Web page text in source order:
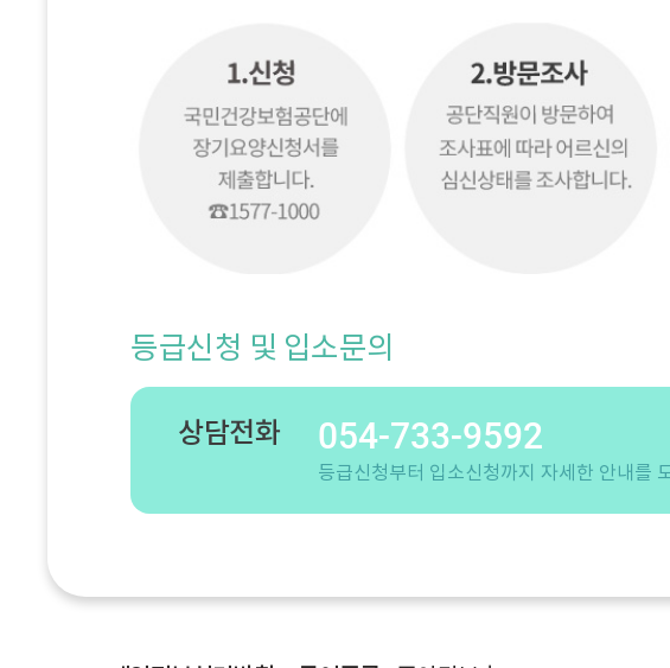
등급신청 및 입소문의
상담전화 054-733-9592
등급신청부터 입소신청까지 자세한 안내를